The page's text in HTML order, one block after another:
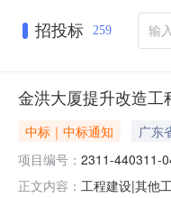
招投标 259
金洪大厦提升改造工
中标｜中标通知 广东
项目编号： 2311-440311-
正文内容： 工程建设|其他